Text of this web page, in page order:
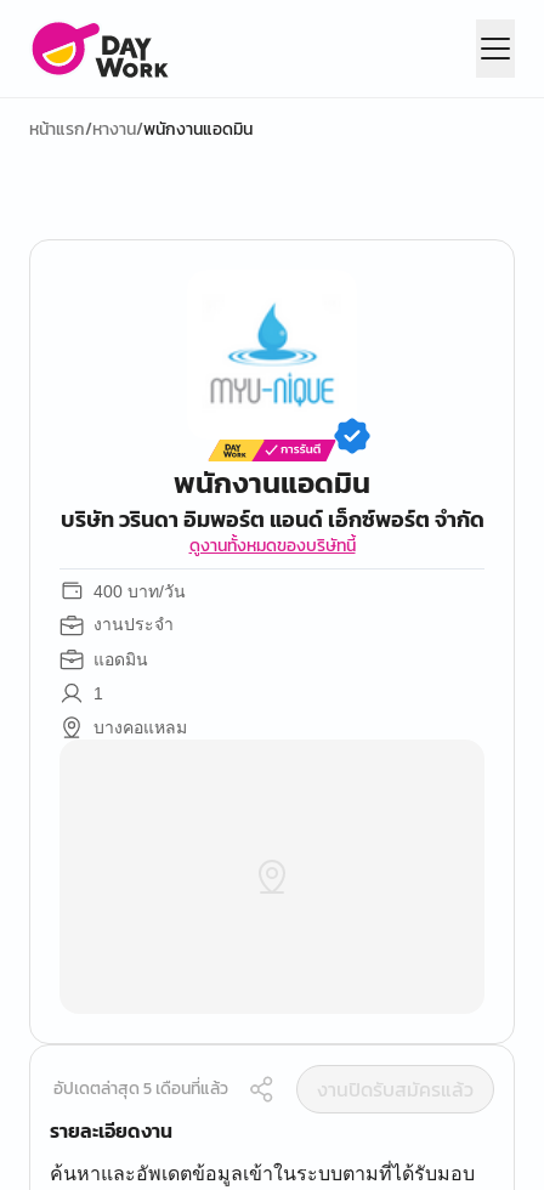
หน้าแรก/หางาน/พนักงานแอดมิน
พนักงานแอดมิน
บริษัท วรินดา อิมพอร์ต แอนด์ เอ็กซ์พอร์ต จำกัด
ดูงานทั้งหมดของบริษัทนี้
400 บาท/วัน
งานประจำ
แอดมิน
1
บางคอแหลม
อัปเดตล่าสุด 5 เดือนที่แล้ว
งานปิดรับสมัครแล้ว
รายละเอียดงาน
ค้นหาและอัพเดตข้อมูลเข้าในระบบตามที่ได้รับมอบ